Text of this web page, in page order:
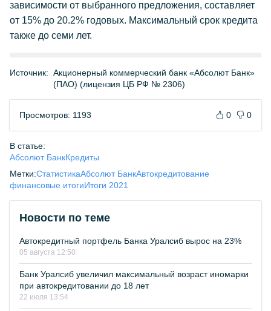
зависимости от выбранного предложения, составляет
от 15% до 20.2% годовых. Максимальный срок кредита
также до семи лет.
Источник: Акционерный коммерческий банк «Абсолют Банк»
(ПАО) (лицензия ЦБ РФ № 2306)
Просмотров: 1193 0 0
В статье:
Абсолют БанкКредиты
Метки:СтатистикаАбсолют БанкАвтокредитование
финансовые итогиИтоги 2021
Новости по теме
Автокредитный портфель Банка Уралсиб вырос на 23%
05 августа 12:50
Банк Уралсиб увеличил максимальный возраст иномарки
при автокредитовании до 18 лет
22 июля 13:54